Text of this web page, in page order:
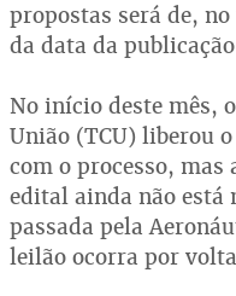
propostas será de,
da data da
No início deste mês,
União (TCU) liberou
com o processo, mas
edital ainda não está
passada pela
leilão ocorra por